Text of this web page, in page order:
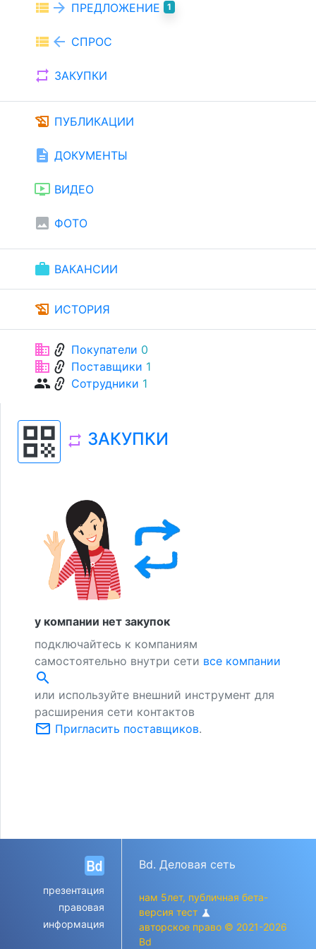
view_list arrow_forward ПРЕДЛОЖЕНИЕ 1
view_list arrow_back СПРОС
repeat ЗАКУПКИ
history_edu ПУБЛИКАЦИИ
description ДОКУМЕНТЫ
ondemand_video ВИДЕО
image ФОТО
work ВАКАНСИИ
history_edu ИСТОРИЯ
businesslink Покупатели 0
businesslink Поставщики 1
grouplink Сотрудники 1
qr_code repeat ЗАКУПКИ
у компании нет закупок
подключайтесь к компаниям
самостоятельно внутри сети все компании
search
или используйте внешний инструмент для
расширения сети контактов
mail_outline Пригласить поставщиков.
презентация
правовая
информация
Bd. Деловая сеть
нам 5лет, публичная бета-
версия тест science
авторское право © 2021-2026
Bd